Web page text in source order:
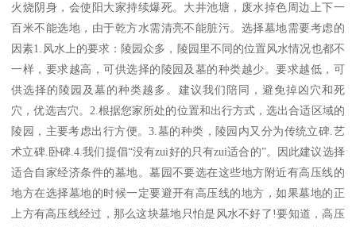
火烧阴身，会使阳大家持续爆死。大井池塘，废水掉色周边上下一
百米不能选地，由于乾方水需清亮不能脏污。选择墓地需要考虑的
因素1.风水上的要求：陵园众多，陵园里不同的位置风水情况也都不
一样，要求越高，可供选择的陵园及墓的种类越少。要求越低，可
供选择的陵园及墓的种类越多。建议我们陪同，避免掉凶穴和死
穴，优选吉穴。2.根据您家所处的位置和出行方式，选出合适区域的
陵园，主要考虑出行方便。3.墓的种类，陵园内又分为传统立碑.艺
术立碑.卧碑.4.我们提倡“没有zui好的只有zui适合的”。因此建议选择
适合自家经济条件的墓地。墓园不要选在这些地方附近有高压线的
地方在选择墓地的时候一定要避开有高压线的地方，如果墓地的正
上方有高压线经过，那么这块墓地只怕是风水不好了!要知道，高压